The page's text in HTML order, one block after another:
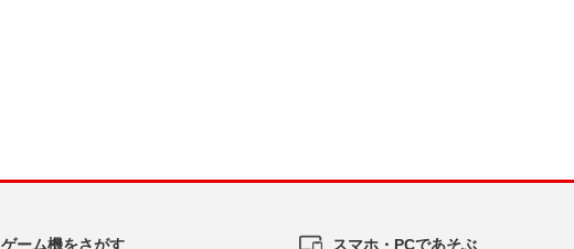
ゲーム機をさがす スマホ・PCであそぶ